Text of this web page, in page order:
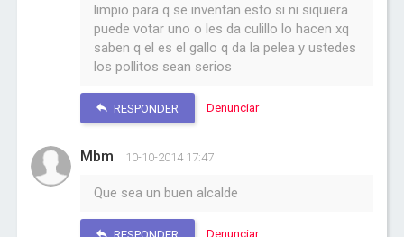
limpio para q se inventan esto si ni siquiera
puede votar uno o les da culillo lo hacen xq
saben q el es el gallo q da la pelea y ustedes
los pollitos sean serios
RESPONDER Denunciar
Mbm 10-10-2014 17:47
Que sea un buen alcalde
Denunciar